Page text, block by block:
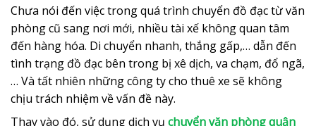
Chưa nói đến việc trong quá trình chuyển đồ đạc từ văn
phòng cũ sang nơi mới, nhiều tài xế không quan tâm
đến hàng hóa. Di chuyển nhanh, thắng gấp,… dẫn đến
tình trạng đồ đạc bên trong bị xê dịch, va chạm, đổ ngã,
… Và tất nhiên những công ty cho thuê xe sẽ không
chịu trách nhiệm về vấn đề này.
Thay vào đó, sử dụng dịch vụ chuyển văn phòng quận